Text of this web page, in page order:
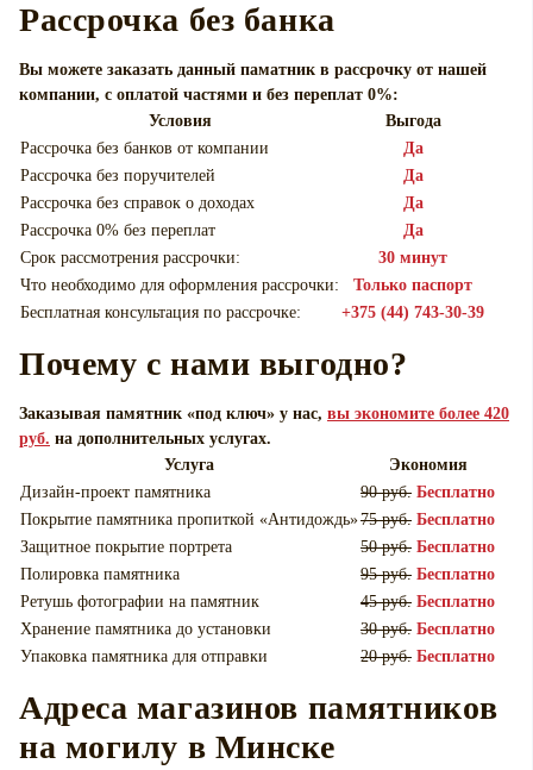
Рассрочка без банка
Вы можете заказать данный паматник в рассрочку от нашей
компании, с оплатой частями и без переплат 0%:
Условия
Выгода
Рассрочка без банков от компании
Да
Рассрочка без поручителей
Да
Рассрочка без справок о доходах
Да
Рассрочка 0% без переплат
Да
Срок рассмотрения рассрочки:
30 минут
Что необходимо для оформления рассрочки:
Только паспорт
Бесплатная консультация по рассрочке:
+375 (44) 743-30-39
Почему с нами выгодно?
Заказывая памятник «под ключ» у нас, вы экономите более 420
руб. на дополнительных услугах.
Услуга
Экономия
Дизайн-проект памятника
90 руб. Бесплатно
Покрытие памятника пропиткой «Антидождь»75 руб. Бесплатно
Защитное покрытие портрета
50 руб. Бесплатно
Полировка памятника
95 руб. Бесплатно
Ретушь фотографии на памятник
45 руб. Бесплатно
Хранение памятника до установки
30 руб. Бесплатно
Упаковка памятника для отправки
20 руб. Бесплатно
Адреса магазинов памятников
на могилу в Минске